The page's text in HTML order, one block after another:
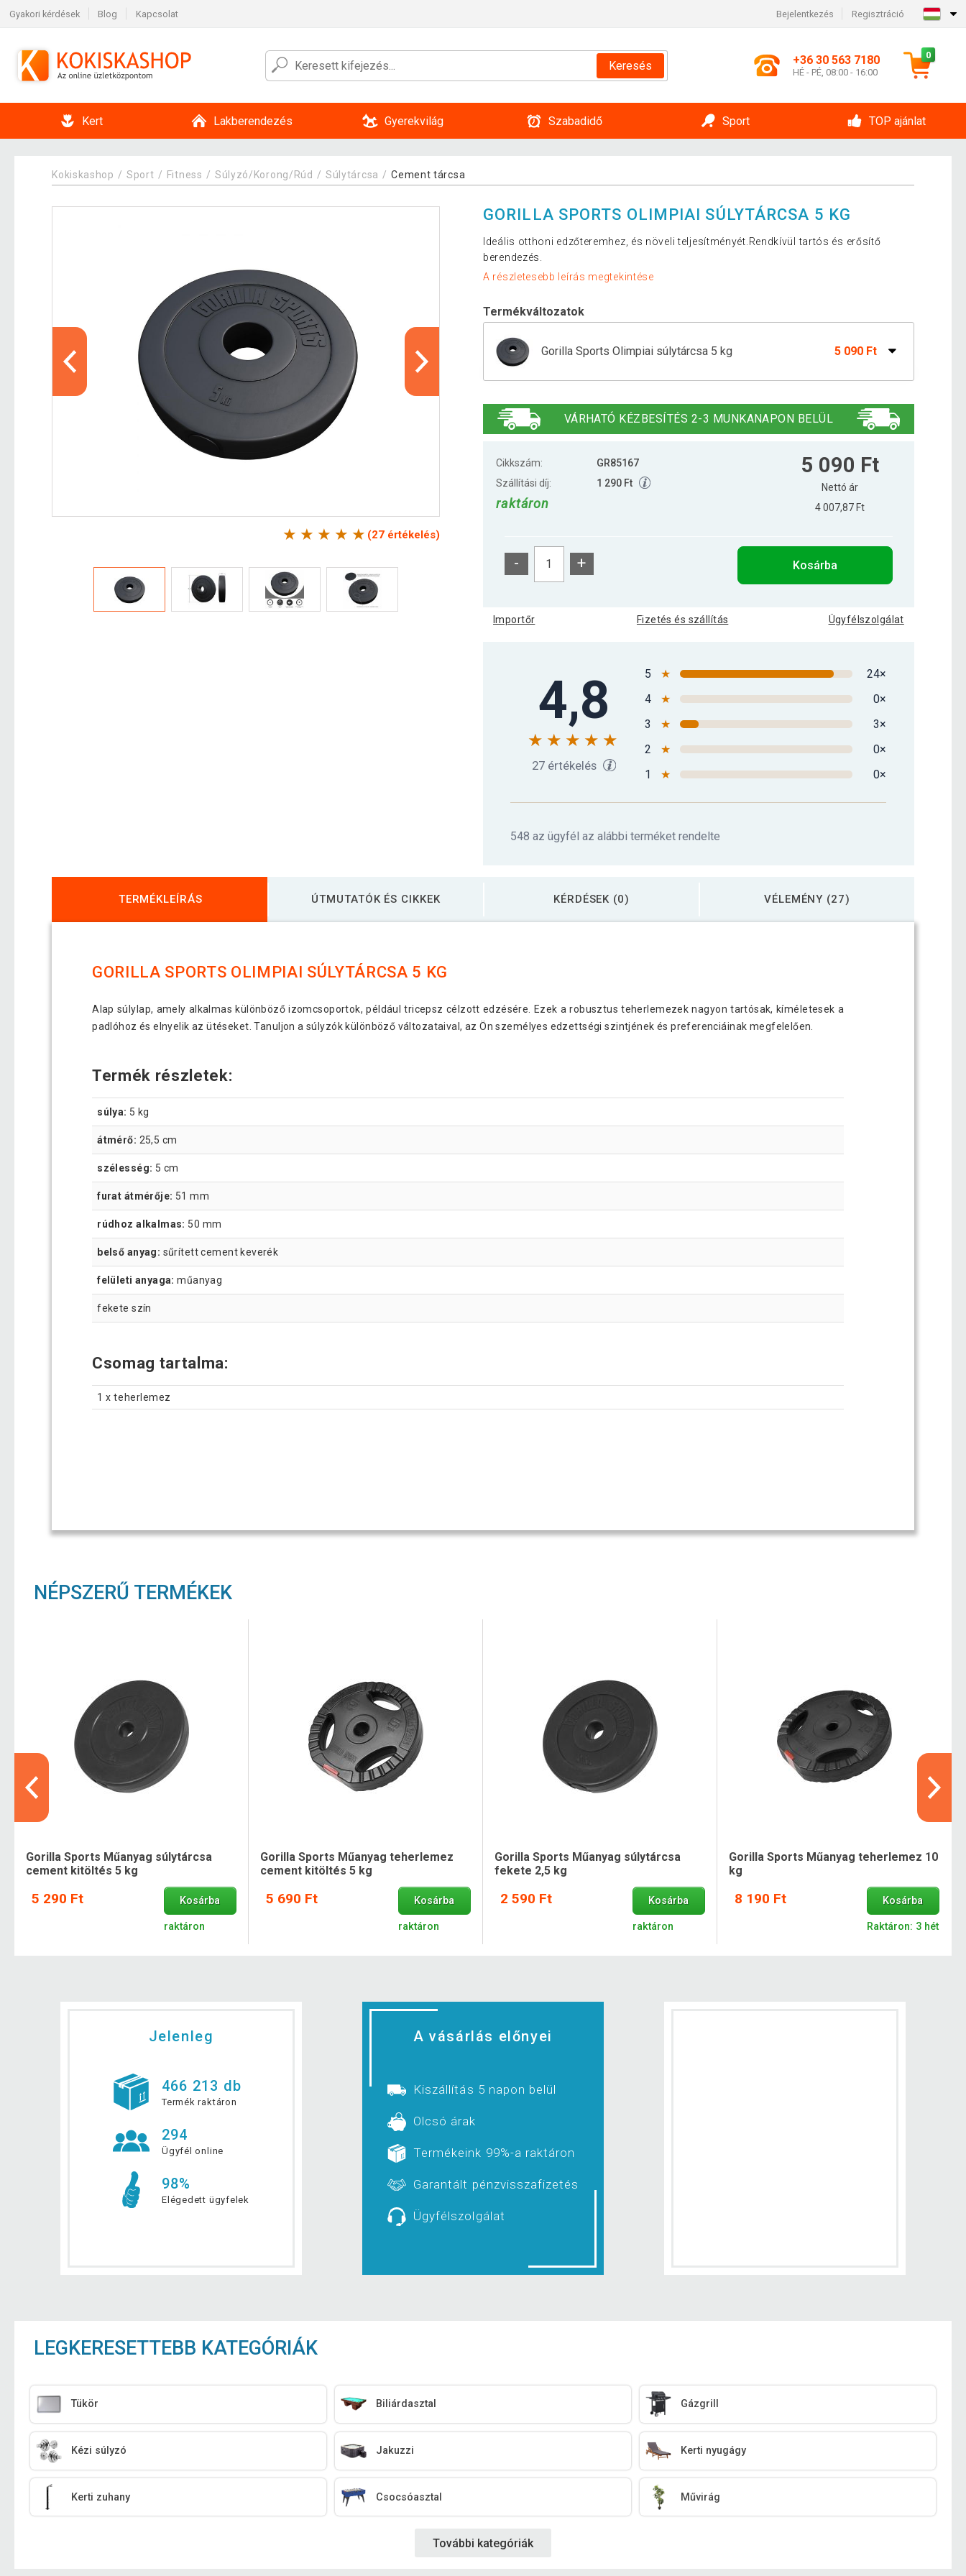
Gyakori kérdések Blog Kapcsolat Bejelentkezés Regisztráció
Keresés +36 30 563 7180
HÉ - PÉ, 08:00 - 16:00
0
Kert Lakberendezés Gyerekvilág Szabadidő Sport TOP ajánlat
Kokiskashop Sport Fitness Súlyzó/Korong/Rúd Súlytárcsa Cement tárcsa
(27 értékelés)
GORILLA SPORTS OLIMPIAI SÚLYTÁRCSA 5 KG
Ideális otthoni edzőteremhez, és növeli teljesítményét.Rendkívül tartós és erősítő
berendezés.
A részletesebb leírás megtekintése
Termékváltozatok
Gorilla Sports Olimpiai súlytárcsa 5 kg 5 090 Ft
Gorilla Sports Olimpiai súlytárcsa 1,25 kg 2 290 Ft
Gorilla Sports Olimpiai súlytárcsa 15 kg
VÁRHATÓ KÉZBESÍTÉS 2-3 MUNKANAPON BELÜL
Cikkszám:
GR85167
Szállítási díj:
1 290 Ft
raktáron
5 090 Ft
Nettó ár
4 007,87 Ft
- + Kosárba
Importőr Fizetés és szállítás Ügyfélszolgálat
4,8
27 értékelés
5 ★
24×
4
★
0×
3
★
3×
2
★
0×
1
★ 0×
548 az ügyfél az alábbi terméket rendelte
TERMÉKLEÍRÁS ÚTMUTATÓK ÉS CIKKEK KÉRDÉSEK (0) VÉLEMÉNY (27)
GORILLA SPORTS OLIMPIAI SÚLYTÁRCSA 5 KG
Alap súlylap, amely alkalmas különböző izomcsoportok, például tricepsz célzott edzésére. Ezek a robusztus teherlemezek nagyon tartósak, kíméletesek a
padlóhoz és elnyelik az ütéseket. Tanuljon a súlyzók különböző változataival, az Ön személyes edzettségi szintjének és preferenciáinak megfelelően.
Termék részletek:
súlya: 5 kg
átmérő: 25,5 cm
szélesség: 5 cm
furat átmérője: 51 mm
rúdhoz alkalmas: 50 mm
belső anyag: sűrített cement keverék
felületi anyaga: műanyag
fekete szín
Csomag tartalma:
1 x teherlemez
NÉPSZERŰ TERMÉKEK
Gorilla Sports Műanyag súlytárcsa
cement kitöltés 5 kg
5 290 Ft Kosárba
raktáron
Gorilla Sports Műanyag teherlemez
cement kitöltés 5 kg
5 690 Ft Kosárba
raktáron
Gorilla Sports Műanyag súlytárcsa
fekete 2,5 kg
2 590 Ft Kosárba
raktáron
Gorilla Sports Műanyag teherlemez 10
kg
8 190 Ft Kosárba
Raktáron: 3 hét
Jelenleg
466 213 db
Termék raktáron
294
Ügyfél online
98%
Elégedett ügyfelek
A vásárlás előnyei
Kiszállítás 5 napon belül
Olcsó árak
Termékeink 99%-a raktáron
Garantált pénzvisszafizetés
Ügyfélszolgálat
LEGKERESETTEBB KATEGÓRIÁK
Tükör Biliárdasztal Gázgrill
Kézi súlyzó Jakuzzi Kerti nyugágy
Kerti zuhany Csocsóasztal Művirág
További kategóriák